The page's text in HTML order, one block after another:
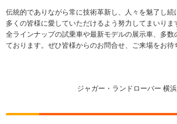
伝統的でありながら常に技術革新し、人々を魅了し続
多くの皆様に愛していただけるよう努力してまいりま
全ラインナップの試乗車や最新モデルの展示車、多数
ております。ぜひ皆様からのお問合せ、ご来場をお待
ジャガー・ランドローバー 横